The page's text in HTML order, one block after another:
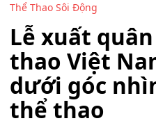
Thể Thao Sôi Động
Lễ xuất
thao Việt
dưới góc
thể thao